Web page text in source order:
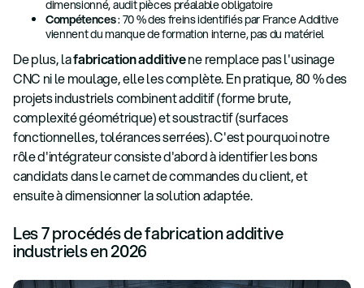
dimensionné, audit pièces préalable obligatoire
Compétences: 70 % des freins identifiés par France Additive
viennent du manque de formation interne, pas du matériel
De plus, lafabrication additivene remplace pas l'usinage
CNC ni le moulage, elle les complète. En pratique, 80 % des
projets industriels combinent additif (forme brute,
complexité géométrique) et soustractif (surfaces
fonctionnelles, tolérances serrées). C'est pourquoi notre
rôle d'intégrateur consiste d'abord à identifier les bons
candidats dans le carnet de commandes du client, et
ensuite à dimensionner la solution adaptée.
Les 7 procédés de fabrication additive
industriels en 2026